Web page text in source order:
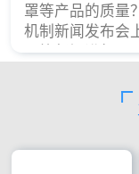
罩等产品的质量
机制新闻发布会
局等部门进行了